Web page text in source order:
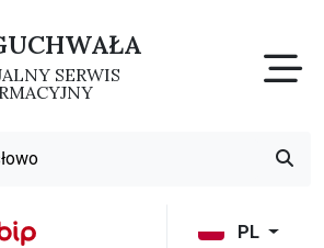
SERWIS
PL
witryny
Gminy Boguchwała